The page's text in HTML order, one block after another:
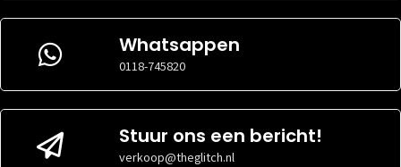
OPSLAGCAPACITEIT 128GB
INHOUD Nee
INHOUD
Ram
GEHEUGENCAPACITEIT
Whatsappen
0118-745820
Stuur ons een bericht!
verkoop@theglitch.nl